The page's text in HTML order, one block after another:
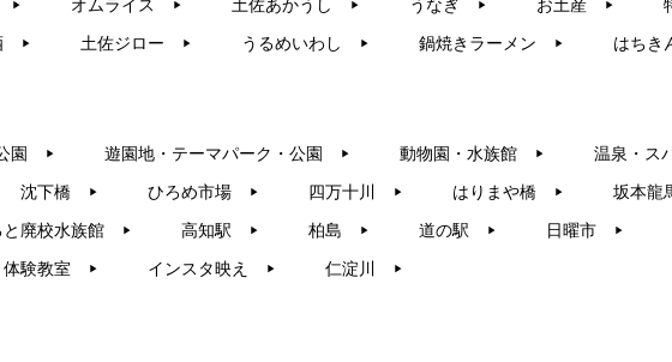
▶︎ オムライス ▶︎ 土佐あかうし ▶︎ うなぎ ▶︎ お土産 ▶︎
▶︎ 土佐ジロー ▶︎ うるめいわし ▶︎ 鍋焼きラーメン ▶︎ はちき
園 ▶︎ 遊園地・テーマパーク・公園 ▶︎ 動物園・水族館 ▶︎ 温泉・ス
沈下橋 ▶︎ ひろめ市場 ▶︎ 四万十川 ▶︎ はりまや橋 ▶︎ 坂本龍
と廃校水族館 ▶︎ 高知駅 ▶︎ 柏島 ▶︎ 道の駅 ▶︎ 日曜市 ▶︎
体験教室 ▶︎ インスタ映え ▶︎ 仁淀川 ▶︎